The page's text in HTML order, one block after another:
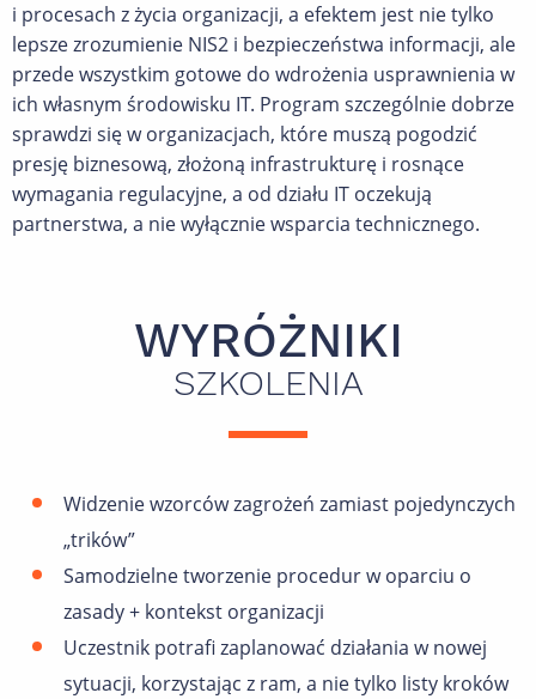
i procesach z życia organizacji, a efektem jest nie tylko
lepsze zrozumienie NIS2 i bezpieczeństwa informacji, ale
przede wszystkim gotowe do wdrożenia usprawnienia w
ich własnym środowisku IT. Program szczególnie dobrze
sprawdzi się w organizacjach, które muszą pogodzić
presję biznesową, złożoną infrastrukturę i rosnące
wymagania regulacyjne, a od działu IT oczekują
partnerstwa, a nie wyłącznie wsparcia technicznego.
WYRÓŻNIKI
SZKOLENIA
Widzenie wzorców zagrożeń zamiast pojedynczych
„trików”
Samodzielne tworzenie procedur w oparciu o
zasady + kontekst organizacji
Uczestnik potrafi zaplanować działania w nowej
sytuacji, korzystając z ram, a nie tylko listy kroków